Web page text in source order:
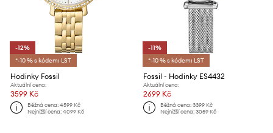
-12%
*-10 % s kódem: LST
Hodinky Fossil
Aktuální cena:
3599 Kč
Běžná cena:4599 Kč
Nejnižší cena:4099 Kč
-11%
*-10 % s kódem: LST
Fossil - Hodinky ES4432
Aktuální cena:
2699 Kč
Běžná cena:3399 Kč
Nejnižší cena:3059 Kč